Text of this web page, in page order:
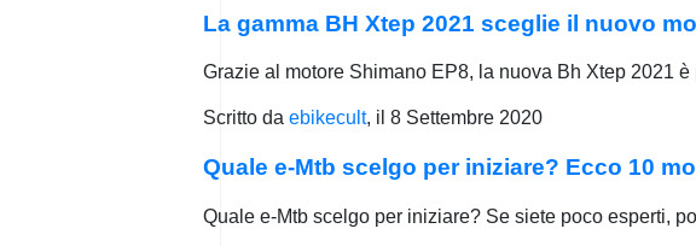
La gamma BH Xtep 2021 sceglie il nuovo
Grazie al motore Shimano EP8, la nuova Bh Xtep 2021
Scritto da ebikecult, il 8 Settembre 2020
Quale e-Mtb scelgo per iniziare? Ecco 10
Quale e-Mtb scelgo per iniziare? Se siete poco esperti,